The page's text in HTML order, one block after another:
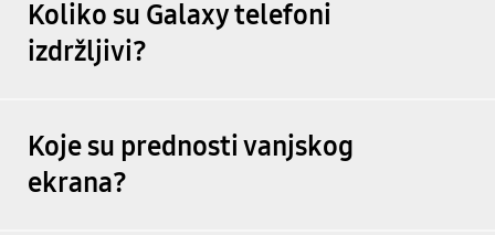
Koliko su Galaxy telefoni
izdržljivi?
Koje su prednosti vanjskog
ekrana?